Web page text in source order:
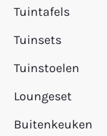
Tuintafels
Tuinsets
Tuinstoelen
Loungeset
Buitenkeuken